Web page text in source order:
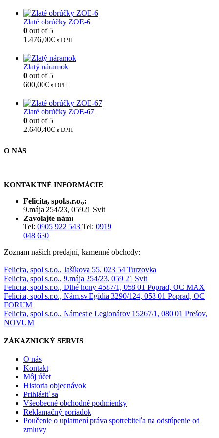
Zlaté obrúčky ZOE-6
0 out of 5
1.476,00€ s DPH
Zlatý náramok
0 out of 5
600,00€ s DPH
Zlaté obrúčky ZOE-67
0 out of 5
2.640,40€ s DPH
O NÁS
KONTAKTNÉ INFORMÁCIE
Felicita, spol.s.r.o.,:
9.mája 254/23, 05921 Svit
Zavolajte nám:
Tel: 0905 922 543 Tel: 0919
048 630
Zoznam našich predajní, kamenné obchody:
Felicita, spol.s.r.o., Jašíkova 55, 023 54 Turzovka
Felicita, spol.s.r.o., 9.mája 254/23, 059 21 Svit
Felicita, spol.s.r.o., Dlhé hony 4587/1, 058 01 Poprad, OC MAX
Felicita, spol.s.r.o., Nám.sv.Egídia 3290/124, 058 01 Poprad, OC
FORUM
Felicita, spol.s.r.o., Námestie Legionárov 15267/1, 080 01 Prešov,
NOVUM
ZÁKAZNICKÝ SERVIS
O nás
Kontakt
Môj účet
Historia objednávok
Prihlásiť sa
Všeobecné obchodné podmienky
Reklamačný poriadok
Poučenie o uplatnení práva spotrebiteľa na odstúpenie od
zmluvy